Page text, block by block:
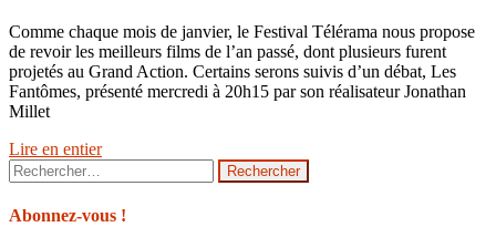
Comme chaque mois de janvier, le Festival Télérama nous propose
de revoir les meilleurs films de l’an passé, dont plusieurs furent
projetés au Grand Action. Certains serons suivis d’un débat, Les
Fantômes, présenté mercredi à 20h15 par son réalisateur Jonathan
Millet
Lire en entier
Rechercher :
Abonnez-vous !